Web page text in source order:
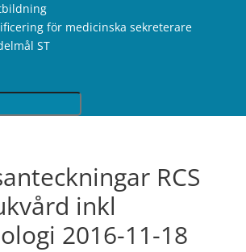
för medicinska sekreterare
ST
RCS
inkl
2016-11-18